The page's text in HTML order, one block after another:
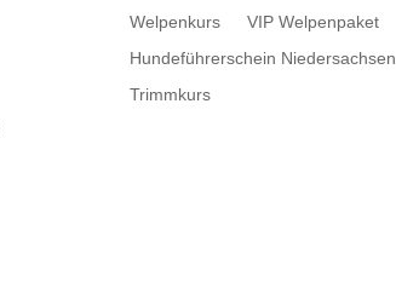
Welpenkurs VIP Welpenpaket
Hundeführerschein Niedersachsen
Trimmkurs